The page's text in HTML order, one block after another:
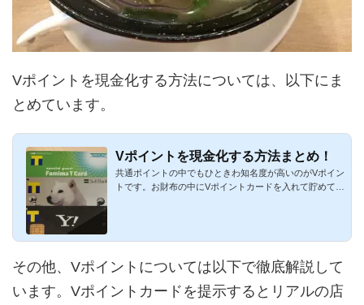
Vポイントを現金化する方法については、以下にま
とめています。
Vポイントを現金化する方法まとめ！
共通ポイントの中でもひときわ知名度が高いのがVポイン
トです。お財布の中にVポイントカードを入れて貯めてい
その他、Vポイントについては以下で徹底解説して
います。Vポイントカードを提示するとリアルの店